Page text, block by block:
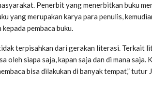
Penerbit yang menerbitkan buku
yang merupakan karya para penulis,
pembaca buku.
terpisahkan dari gerakan literasi. Terkait
oleh siapa saja, kapan saja dan di mana saja.
bisa dilakukan di banyak tempat,” tutur